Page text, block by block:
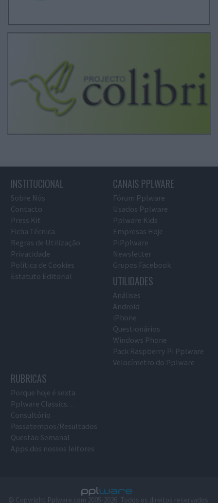
INSTITUCIONAL
Sobre Nós
Contacto
Press Kit
Ficha Técnica
Regras de Utilização
Privacidade
Política de Cookies
Estatuto Editorial
CANAIS PPLWARE
Fórum Pplware
Usados Pplware
Pplware Kids
Empresas Hoje
PiPplware
Newsletter
Grupos Facebook
UTILIDADES
Análises
Android
iPhone
Questionários
Windows Phone
Pack Raspberry Pi Pplware
Velocímetro do Pplware
RUBRICAS
Porque hoje é sexta
Pplware Classics…
Consultório
Passatempos/Resultados
Questão Semanal
Apps dos nossos leitores
© Copyright Pplware.com 2005-2026. Todos os direitos reservados.